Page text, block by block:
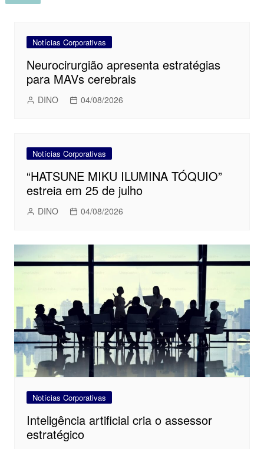
Notícias Corporativas
Neurocirurgião apresenta estratégias
para MAVs cerebrais
DINO 04/08/2026
Notícias Corporativas
“HATSUNE MIKU ILUMINA TÓQUIO”
estreia em 25 de julho
DINO 04/08/2026
Notícias Corporativas
Inteligência artificial cria o assessor
estratégico